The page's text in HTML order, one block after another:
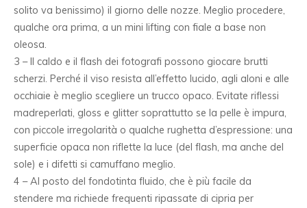
solito va benissimo) il giorno delle nozze. Meglio procedere,
qualche ora prima, a un mini lifting con fiale a base non
oleosa.
3 – Il caldo e il flash dei fotografi possono giocare brutti
scherzi. Perché il viso resista all’effetto lucido, agli aloni e alle
occhiaie è meglio scegliere un trucco opaco. Evitate riflessi
madreperlati, gloss e glitter soprattutto se la pelle è impura,
con piccole irregolarità o qualche rughetta d’espressione: una
superficie opaca non riflette la luce (del flash, ma anche del
sole) e i difetti si camuffano meglio.
4 – Al posto del fondotinta fluido, che è più facile da
stendere ma richiede frequenti ripassate di cipria per